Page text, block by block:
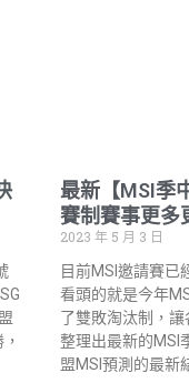
最新【MSI季
賽制賽事更多
2023 年 5 月 3 日
目前MSI邀請賽已
看頭的就是今年
了雙敗淘汰制，
整理出最新的MSI
盟MSI預測的最新